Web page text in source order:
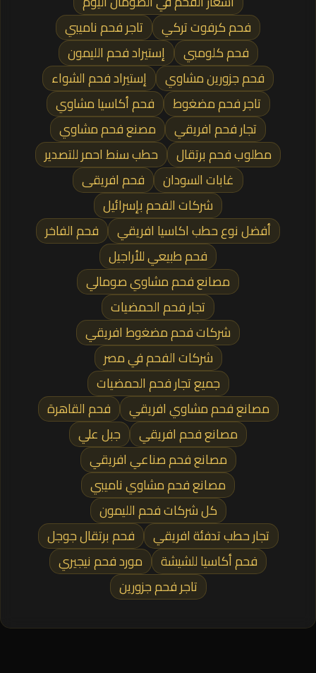
فحم كرفوت تركي
تاجر فحم ناميبي
فحم كلومبي
إستيراد فحم الليمون
فحم جزورين مشاوي
إستيراد فحم الشواء
تاجر فحم مضغوط
فحم أكاسيا مشاوي
تجار فحم افريقي
مصنع فحم مشاوي
مطلوب فحم برتقال
حطب سنط احمر للتصدير
غابات السودان
فحم افريقى
شركات الفحم بإسرائيل
أفضل نوع حطب اكاسيا افريقي
فحم الفاخر
فحم طبيعي للأراجيل
مصانع فحم مشاوي صومالي
تجار فحم الحمضيات
شركات فحم مضغوط افريقي
شركات الفحم في مصر
جميع تجار فحم الحمضيات
مصانع فحم مشاوي افريقي
فحم القاهرة
مصانع فحم افريقي
جبل علي
مصانع فحم صناعي افريقي
مصانع فحم مشاوي ناميبي
كل شركات فحم الليمون
تجار حطب تدفئة افريقي
فحم برتقال جوجل
فحم أكاسيا للشيشة
مورد فحم نيجيري
تاجر فحم جزورين